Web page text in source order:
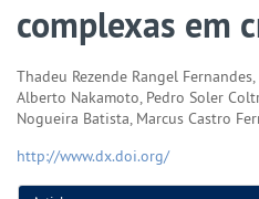
complexas em
Thadeu Rezende Rangel
Alberto Nakamoto, Pedro Soler
Nogueira Batista, Marcus Castro
http://www.dx.doi.org/